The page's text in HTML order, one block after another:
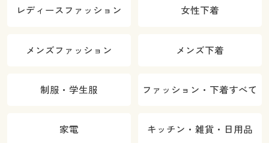
レディースファッション 女性下着
メンズファッション メンズ下着
制服・学生服 ファッション・下着すべて
家電 キッチン・雑貨・日用品